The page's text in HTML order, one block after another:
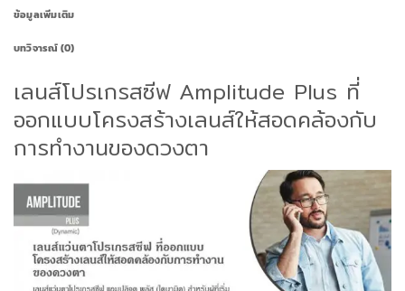
ข้อมูลเพิ่มเติม
บทวิจารณ์ (0)
เลนส์โปรเกรสซีฟ Amplitude Plus ที่
ออกแบบโครงสร้างเลนส์ให้สอดคล้องกับ
การทำงานของดวงตา